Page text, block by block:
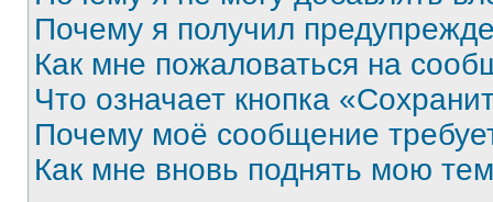
Почему я получил
Как мне пожаловаться на
Что означает кнопка
Почему моё сообщение
Как мне вновь поднять мою